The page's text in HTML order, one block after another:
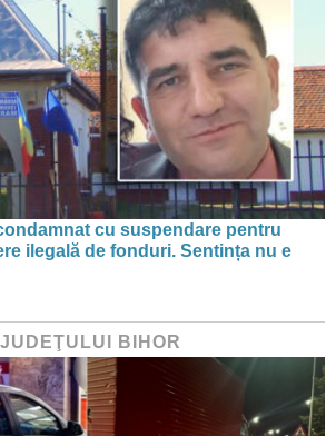
cu suspendare pentru
ilegală de fonduri. Sentința nu e
BIHOR